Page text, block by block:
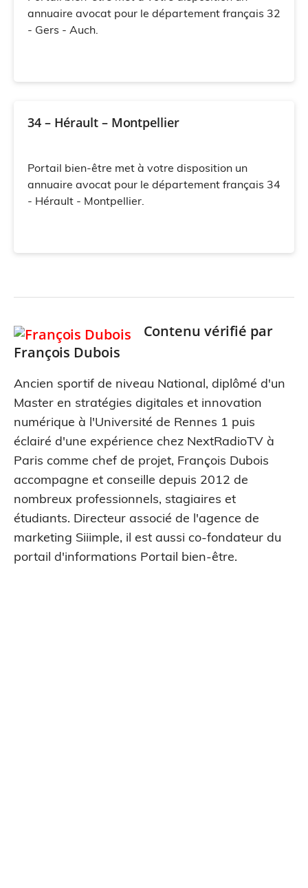
annuaire avocat pour le département français 32
- Gers - Auch.
34 – Hérault – Montpellier
Portail bien-être met à votre disposition un
annuaire avocat pour le département français 34
- Hérault - Montpellier.
Contenu vérifié par
François Dubois
Ancien sportif de niveau National, diplômé d'un
Master en stratégies digitales et innovation
numérique à l'Université de Rennes 1 puis
éclairé d'une expérience chez NextRadioTV à
Paris comme chef de projet, François Dubois
accompagne et conseille depuis 2012 de
nombreux professionnels, stagiaires et
étudiants. Directeur associé de l'agence de
marketing Siiimple, il est aussi co-fondateur du
portail d'informations Portail bien-être.